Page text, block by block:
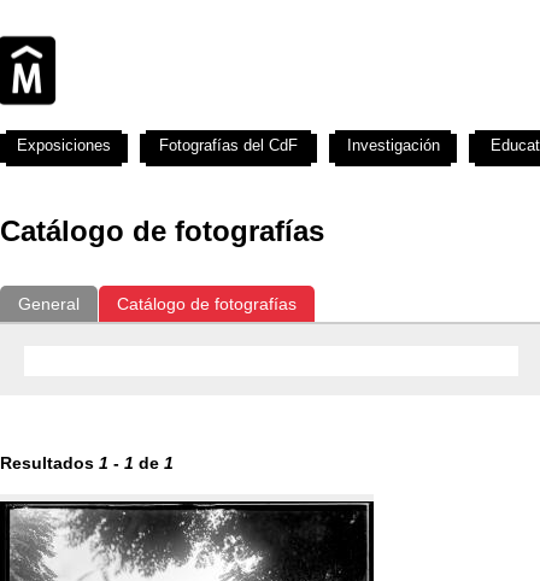
Catálogo de fotografías
General Catálogo de fotografías
Resultados 1 - 1 de 1
Exposiciones Fotografías del CdF Investigación